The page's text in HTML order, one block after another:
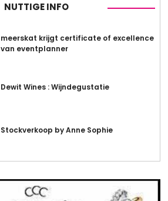
NUTTIGE INFO
meerskat krijgt certificate of excellence
van eventplanner
Dewit Wines : Wijndegustatie
Stockverkoop by Anne Sophie